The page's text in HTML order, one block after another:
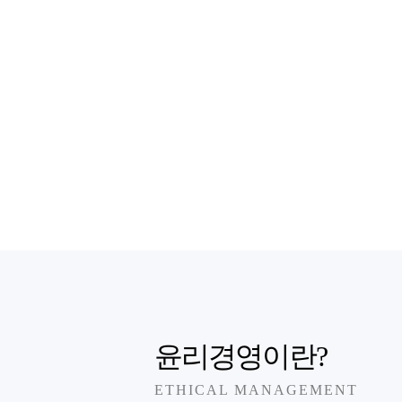
윤리경영이란?
ETHICAL MANAGEMENT